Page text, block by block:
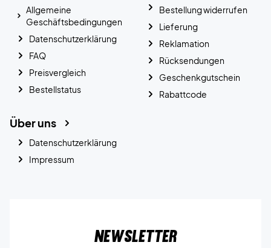
Allgemeine
Geschäftsbedingungen
Datenschutzerklärung
FAQ
Preisvergleich
Bestellstatus
Bestellung widerrufen
Lieferung
Reklamation
Rücksendungen
Geschenkgutschein
Rabattcode
Über uns
Datenschutzerklärung
Impressum
Newsletter